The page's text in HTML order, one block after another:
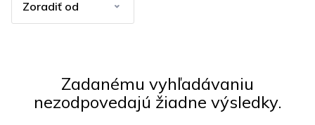
Zadanému vyhľadávaniu
nezodpovedajú žiadne výsledky.